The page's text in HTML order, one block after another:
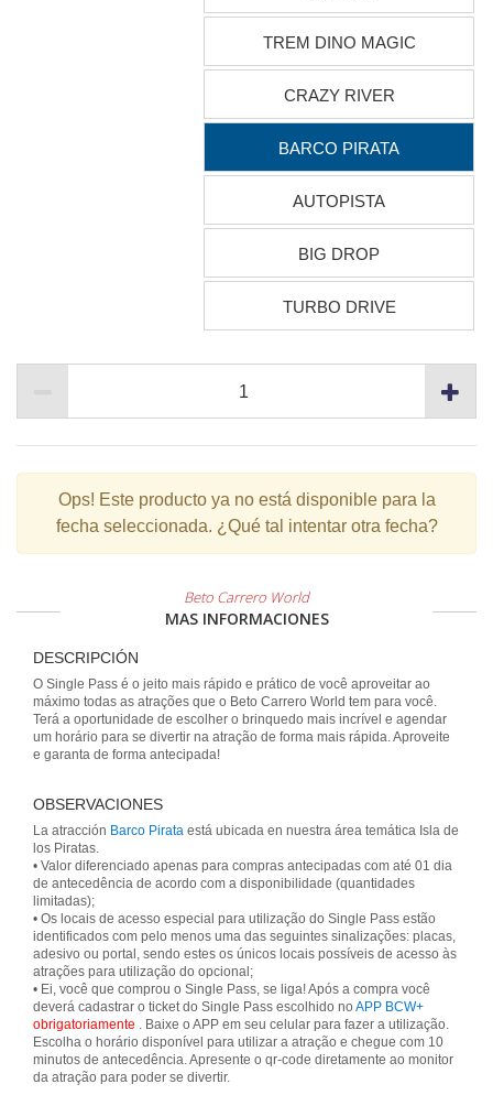
TREM DINO MAGIC
CRAZY RIVER
BARCO PIRATA
AUTOPISTA
BIG DROP
TURBO DRIVE
Ops! Este producto ya no está disponible para la
fecha seleccionada. ¿Qué tal intentar otra fecha?
Beto Carrero World
MAS INFORMACIONES
DESCRIPCIÓN
O Single Pass é o jeito mais rápido e prático de você aproveitar ao
máximo todas as atrações que o Beto Carrero World tem para você.
Terá a oportunidade de escolher o brinquedo mais incrível e agendar
um horário para se divertir na atração de forma mais rápida. Aproveite
e garanta de forma antecipada!
OBSERVACIONES
La atracción Barco Pirata está ubicada en nuestra área temática Isla de
los Piratas.
• Valor diferenciado apenas para compras antecipadas com até 01 dia
de antecedência de acordo com a disponibilidade (quantidades
limitadas);
• Os locais de acesso especial para utilização do Single Pass estão
identificados com pelo menos uma das seguintes sinalizações: placas,
adesivo ou portal, sendo estes os únicos locais possíveis de acesso às
atrações para utilização do opcional;
• Ei, você que comprou o Single Pass, se liga! Após a compra você
deverá cadastrar o ticket do Single Pass escolhido no APP BCW+
obrigatoriamente . Baixe o APP em seu celular para fazer a utilização.
Escolha o horário disponível para utilizar a atração e chegue com 10
minutos de antecedência. Apresente o qr-code diretamente ao monitor
da atração para poder se divertir.